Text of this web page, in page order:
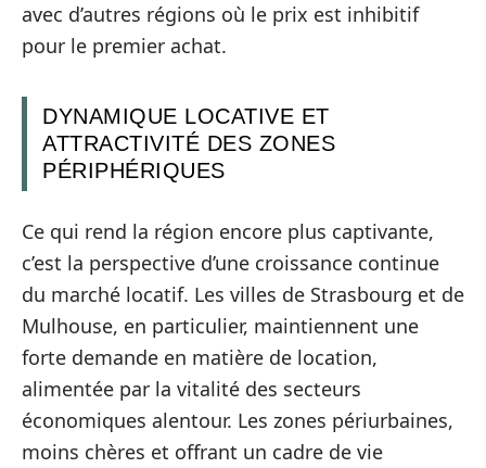
avec d’autres régions où le prix est inhibitif
pour le premier achat.
DYNAMIQUE LOCATIVE ET
ATTRACTIVITÉ DES ZONES
PÉRIPHÉRIQUES
Ce qui rend la région encore plus captivante,
c’est la perspective d’une croissance continue
du marché locatif. Les villes de Strasbourg et de
Mulhouse, en particulier, maintiennent une
forte demande en matière de location,
alimentée par la vitalité des secteurs
économiques alentour. Les zones périurbaines,
moins chères et offrant un cadre de vie